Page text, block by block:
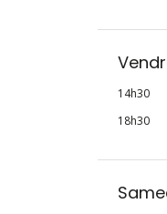
14h30
18h30